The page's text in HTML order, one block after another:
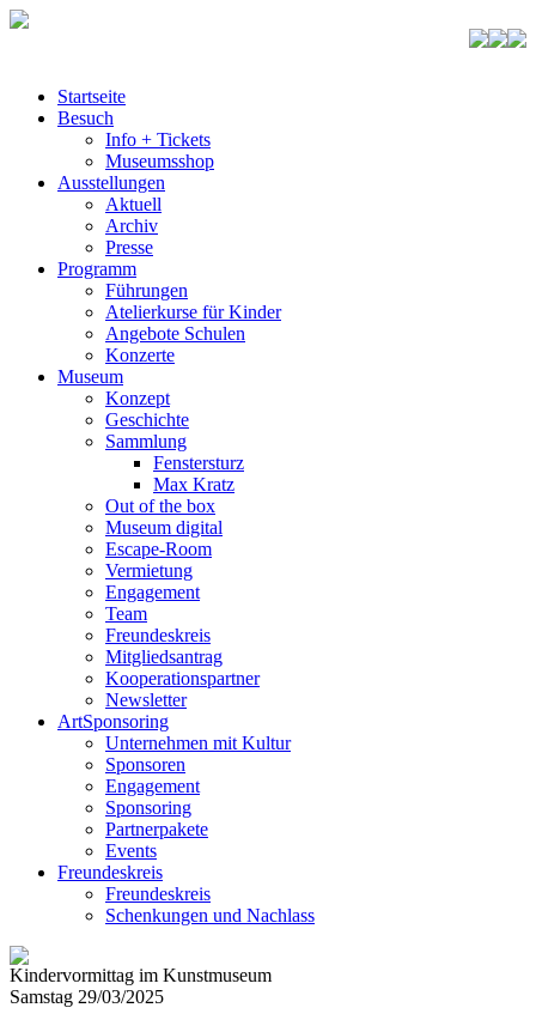
Startseite
Besuch
Info + Tickets
Museumsshop
Ausstellungen
Aktuell
Archiv
Presse
Programm
Führungen
Atelierkurse für Kinder
Angebote Schulen
Konzerte
Museum
Konzept
Geschichte
Sammlung
Fenstersturz
Max Kratz
Out of the box
Museum digital
Escape-Room
Vermietung
Engagement
Team
Freundeskreis
Mitgliedsantrag
Kooperationspartner
Newsletter
ArtSponsoring
Unternehmen mit Kultur
Sponsoren
Engagement
Sponsoring
Partnerpakete
Events
Freundeskreis
Freundeskreis
Schenkungen und Nachlass
Kindervormittag im Kunstmuseum
Samstag 29/03/2025